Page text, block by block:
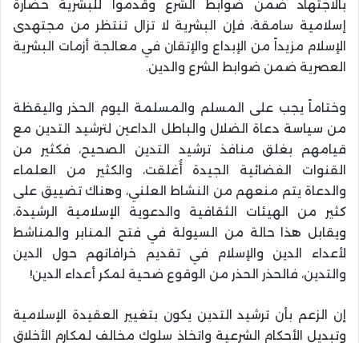
بالاجتهاد ضمن ضوابط الشرع وقدموا للبشرية حضارة
إسلامية سامقة، فإن البشرية لا تزال تنتظر من مجتهدى
الإسلام مزيداً من الإبداع والإتقان في معالجة أزمات البشرية
العصرية ضمن ضوابط الشرع والدين.
وختاماً يجب على المسلم والمسلمة اليوم الحذر واليقظة
من سياسة دعاة الضلال والباطل الداعين لترشيد التدين مع
قيامهم بغلق منافذ ترشيد التدين الصحيح، فكثير من
القنوات الفضائية الجيدة أُغلقت، والكثير من العلماء
والدعاة يتم منعهم من النشاط العلني، وهناك تضييق على
كثير من الهيئات الثقافية والدعوية الإسلامية الرشيدة،
ويقابل هذا حالة من السيولة في فتح المنابر والمناشط
لأعداء الدين والإسلام في تقديم خرافاتهم حول الدين
والتدين، فالحذر الحذر من الوقوع ضحية لمكر أعداء الدين!
إن الزعم بأن ترشيد التدين يكون بتغيير العقيدة الإسلامية
وتبديل الأحكام الشرعية واتخاذ سلوك مخالف لمكارم الأخلاق